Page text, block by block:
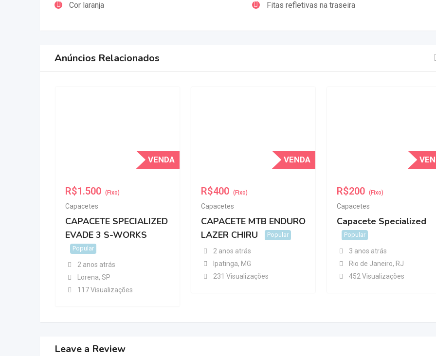
Cor laranja
Fitas refletivas na traseira
Anúncios Relacionados
VENDA
R$1.500 (Fixo)
Capacetes
CAPACETE SPECIALIZED
EVADE 3 S-WORKS
Popular
2 anos atrás
Lorena, SP
117 Visualizações
VENDA
R$400 (Fixo)
Capacetes
CAPACETE MTB ENDURO
LAZER CHIRU
Popular
2 anos atrás
Ipatinga, MG
231 Visualizações
R$200 (Fixo)
Capacetes
Capacete Specialized
Popular
3 anos atrás
Rio de Janeiro, RJ
452 Visualizações
Leave a Review